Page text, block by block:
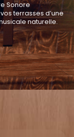
Sonore
terrasses d’une
naturelle.